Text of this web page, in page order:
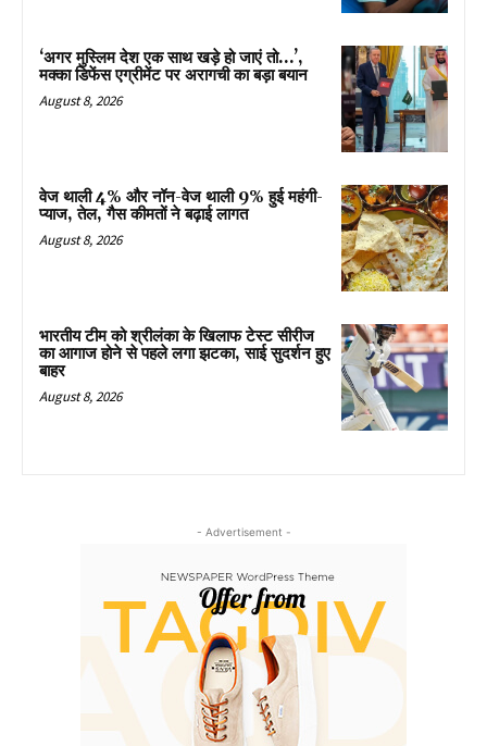
‘अगर मुस्लिम देश एक साथ खड़े हो जाएं तो…’,
मक्का डिफेंस एग्रीमेंट पर अरागची का बड़ा बयान
August 8, 2026
वेज थाली 4% और नॉन-वेज थाली 9% हुई महंगी-
प्याज, तेल, गैस कीमतों ने बढ़ाई लागत
August 8, 2026
भारतीय टीम को श्रीलंका के खिलाफ टेस्ट सीरीज
का आगाज होने से पहले लगा झटका, साई सुदर्शन हुए
बाहर
August 8, 2026
- Advertisement -